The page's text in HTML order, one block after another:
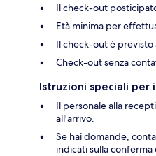
Il check-out
Età minima per
Il check-out è previsto
Check-out senza
Istruzioni speciali per
Il personale alla
all'arrivo.
Se hai domande,
indicati sulla